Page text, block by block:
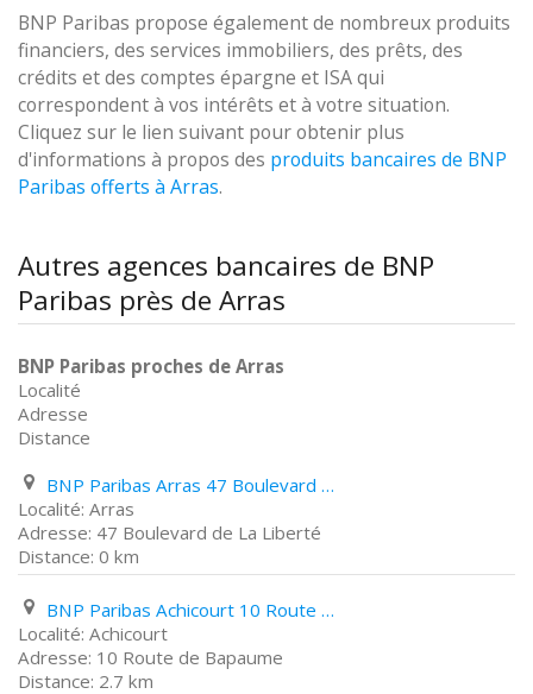
BNP Paribas propose également de nombreux produits
financiers, des services immobiliers, des prêts, des
crédits et des comptes épargne et ISA qui
correspondent à vos intérêts et à votre situation.
Cliquez sur le lien suivant pour obtenir plus
d'informations à propos des produits bancaires de BNP
Paribas offerts à Arras.
Autres agences bancaires de BNP
Paribas près de Arras
BNP Paribas proches de Arras
Localité
Adresse
Distance
BNP Paribas Arras 47 Boulevard de La Liberté
Arras
47 Boulevard de La Liberté
0 km
BNP Paribas Achicourt 10 Route de Bapaume
Achicourt
10 Route de Bapaume
2.7 km